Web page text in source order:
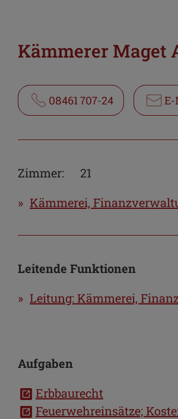
Kämmerer Maget
08461 707-24
Zimmer:
21
Kämmerei,
Leitende Funktionen
Leitung: Kämmerei,
Aufgaben
Erbbaurecht
Feuerwehreinsätze;